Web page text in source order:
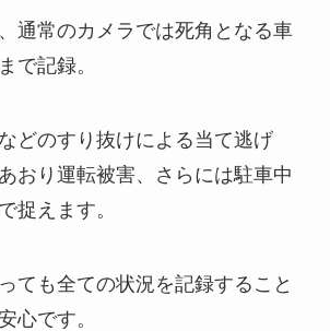
通常のカメラでは死角となる車
で記録。
どのすり抜けによる当て逃げ
おり運転被害、さらには駐車中
捉えます。
ても全ての状況を記録すること
心です。